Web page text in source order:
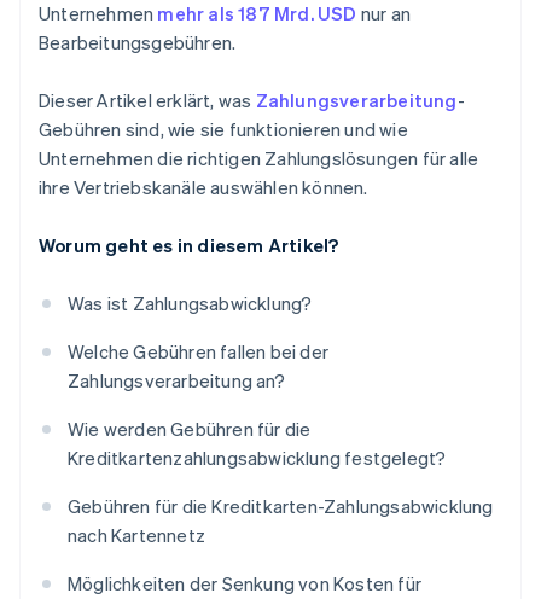
Unternehmen mehr als 187 Mrd. USD nur an
Bearbeitungsgebühren.
Dieser Artikel erklärt, was Zahlungsverarbeitung-
Gebühren sind, wie sie funktionieren und wie
Unternehmen die richtigen Zahlungslösungen für alle
ihre Vertriebskanäle auswählen können.
Worum geht es in diesem Artikel?
Was ist Zahlungsabwicklung?
Welche Gebühren fallen bei der
Zahlungsverarbeitung an?
Wie werden Gebühren für die
Kreditkartenzahlungsabwicklung festgelegt?
Gebühren für die Kreditkarten-Zahlungsabwicklung
nach Kartennetz
Möglichkeiten der Senkung von Kosten für